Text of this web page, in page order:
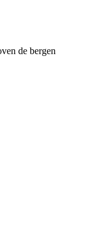
de bergen